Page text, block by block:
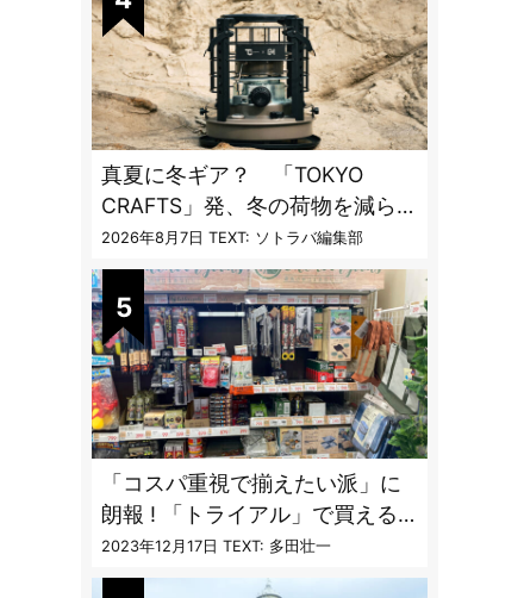
真夏に冬ギア？ 「TOKYO
CRAFTS」発、冬の荷物を減らす
「13時間燃焼」1台2役ストーブ
2026年8月7日 TEXT: ソトラバ編集部
「コスパ重視で揃えたい派」に
朗報 ! 「トライアル」で買える
キャンプ道具7品
2023年12月17日 TEXT: 多田壮一